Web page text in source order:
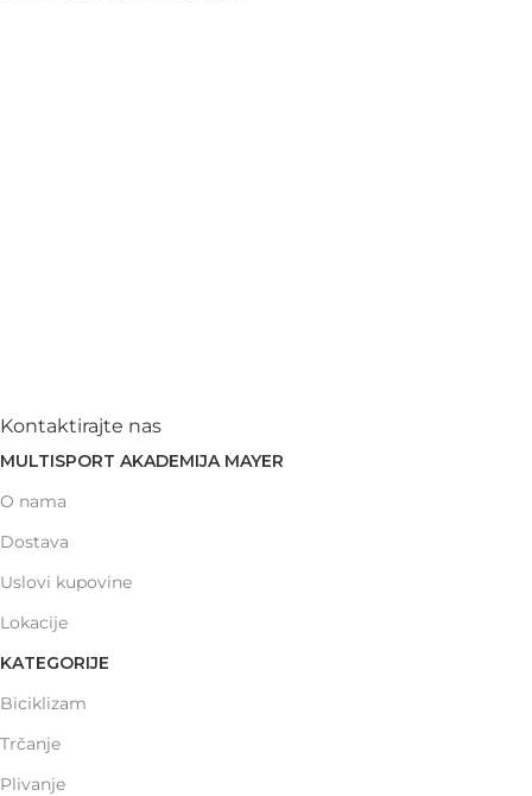
Kontaktirajte nas
MULTISPORT AKADEMIJA MAYER
O nama
Dostava
Uslovi kupovine
Lokacije
KATEGORIJE
Biciklizam
Trčanje
Plivanje